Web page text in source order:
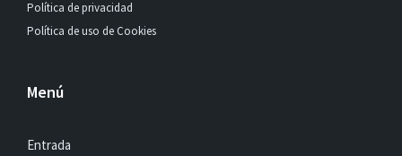
Política de privacidad
Política de uso de Cookies
Menú
Entrada